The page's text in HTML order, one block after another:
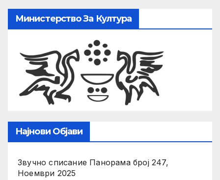
Министерство За Култура
Најнови Објави
Звучно списание Панорама број 247,
Ноември 2025